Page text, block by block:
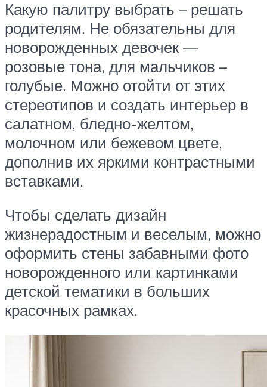
Какую палитру выбрать – решать
родителям. Не обязательны для
новорожденных девочек —
розовые тона, для мальчиков –
голубые. Можно отойти от этих
стереотипов и создать интерьер в
салатном, бледно-желтом,
молочном или бежевом цвете,
дополнив их яркими контрастными
вставками.
Чтобы сделать дизайн
жизнерадостным и веселым, можно
оформить стены забавными фото
новорожденного или картинками
детской тематики в больших
красочных рамках.